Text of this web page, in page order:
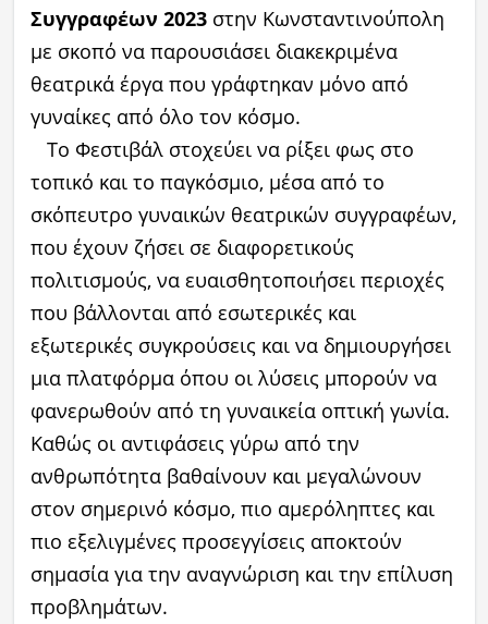
Συγγραφέων 2023στην Κωνσταντινούπολη
με σκοπό να παρουσιάσει διακεκριμένα
θεατρικά έργα που γράφτηκαν μόνο από
γυναίκες από όλο τον κόσμο.
Το Φεστιβάλ στοχεύει να ρίξει φως στο
τοπικό και το παγκόσμιο, μέσα από το
σκόπευτρο γυναικών θεατρικών συγγραφέων,
που έχουν ζήσει σε διαφορετικούς
πολιτισμούς, να ευαισθητοποιήσει περιοχές
που βάλλονται από εσωτερικές και
εξωτερικές συγκρούσεις και να δημιουργήσει
μια πλατφόρμα όπου οι λύσεις μπορούν να
φανερωθούν από τη γυναικεία οπτική γωνία.
Καθώς οι αντιφάσεις γύρω από την
ανθρωπότητα βαθαίνουν και μεγαλώνουν
στον σημερινό κόσμο, πιο αμερόληπτες και
πιο εξελιγμένες προσεγγίσεις αποκτούν
σημασία για την αναγνώριση και την επίλυση
προβλημάτων.